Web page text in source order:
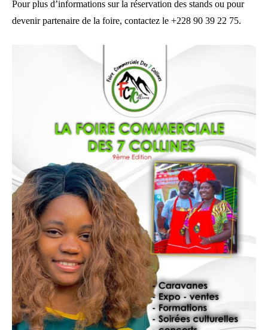
Pour plus d’informations sur la réservation des stands ou pour
devenir partenaire de la foire, contactez le +228 90 39 22 75.